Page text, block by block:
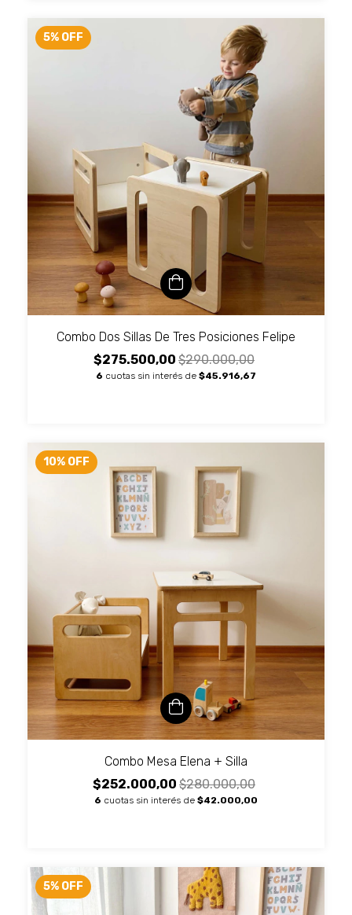
5% OFF
Combo Dos Sillas De Tres Posiciones Felipe
$275.500,00 $290.000,00
6 cuotas sin interés de $45.916,67
10% OFF
Combo Mesa Elena + Silla
$252.000,00 $280.000,00
6 cuotas sin interés de $42.000,00
5% OFF